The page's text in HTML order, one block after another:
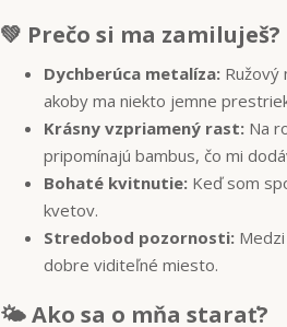
💚 Prečo si ma zamiluješ?
Dychberúca metalíza: Ružový
akoby ma niekto jemne
Krásny vzpriamený rast: Na
pripomínajú bambus, čo mi
Bohaté kvitnutie: Keď som
kvetov.
Stredobod pozornosti:
dobre viditeľné miesto.
🌤 Ako sa o mňa starať?